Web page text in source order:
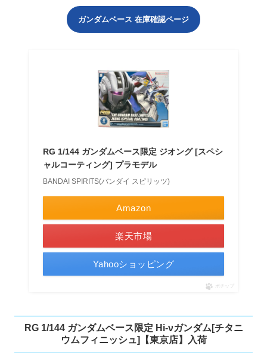
ガンダムベース 在庫確認ページ
RG 1/144 ガンダムベース限定 ジオング [スペシ
ャルコーティング] プラモデル
BANDAI SPIRITS(バンダイ スピリッツ)
Amazon
楽天市場
Yahooショッピング
ポチップ
RG 1/144 ガンダムベース限定 Hi-νガンダム[チタニ
ウムフィニッシュ]【東京店】入荷